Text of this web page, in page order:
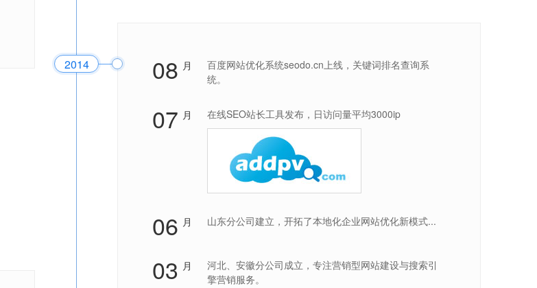
2014 08 月
百度网站优化系统seodo.cn上线，关键词排名查询系
统。
07 月 在线SEO站长工具发布，日访问量平均3000ip
06 月 山东分公司建立，开拓了本地化企业网站优化新模式...
03 月
河北、安徽分公司成立，专注营销型网站建设与搜索引
擎营销服务。